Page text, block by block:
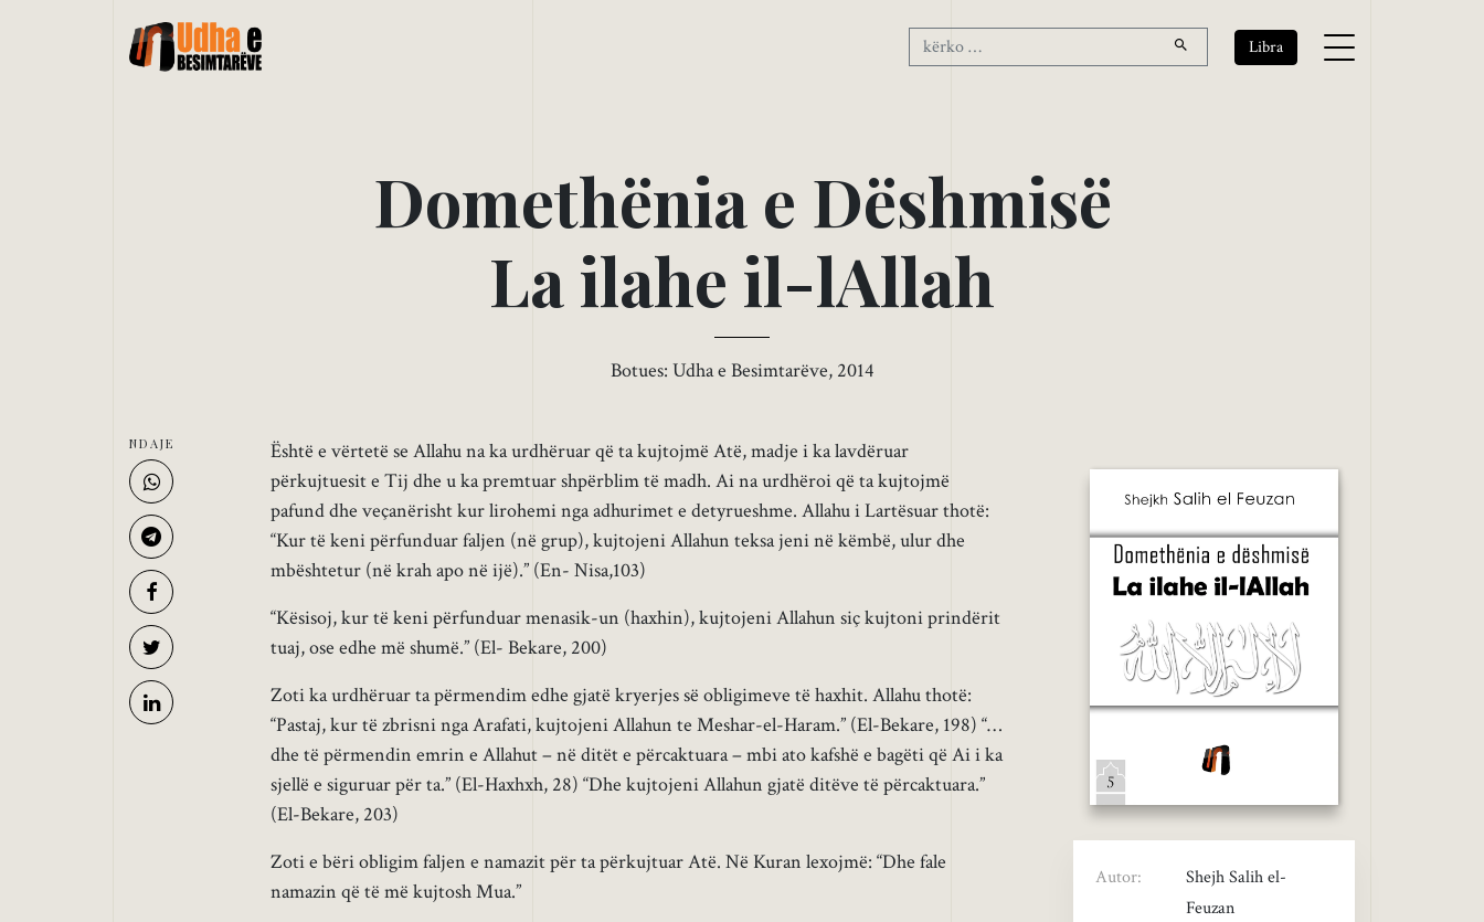
Libra
Domethënia e Dëshmisë
Lailahe il-lAllah
Botues: Udha e Besimtarëve, 2014
Është e vërtetë se Allahu na ka urdhëruar që ta kujtojmë Atë, madje i ka lavdëruar
përkujtuesit e Tij dhe u ka premtuar shpërblim të madh. Ai na urdhëroi që ta kujtojmë
pafund dhe veçanërisht kur lirohemi nga adhurimet e detyrueshme. Allahu i Lartësuar thotë:
“Kur të keni përfunduar faljen (në grup), kujtojeni Allahun teksa jeni në këmbë, ulur dhe
mbështetur (në krah apo në ijë).” (En- Nisa,103)
“Kësisoj, kur të keni përfunduar menasik-un (haxhin), kujtojeni Allahun siç kujtoni prindërit
tuaj, ose edhe më shumë.” (El- Bekare, 200)
Zoti ka urdhëruar ta përmendim edhe gjatë kryerjes së obligimeve të haxhit. Allahu thotë:
“Pastaj, kur të zbrisni nga Arafati, kujtojeni Allahun te Meshar-el-Haram.” (El-Bekare, 198) “…
dhe të përmendin emrin e Allahut – në ditët e përcaktuara – mbi ato kafshë e bagëti që Ai i ka
sjellë e siguruar për ta.” (El-Haxhxh, 28) “Dhe kujtojeni Allahun gjatë ditëve të përcaktuara.”
(El-Bekare, 203)
Zoti e bëri obligim faljen e namazit për ta përkujtuar Atë. Në Kuran lexojmë: “Dhe fale
namazin që të më kujtosh Mua.”
Autor:
Shejh Salih el-
Feuzan
NDAJE